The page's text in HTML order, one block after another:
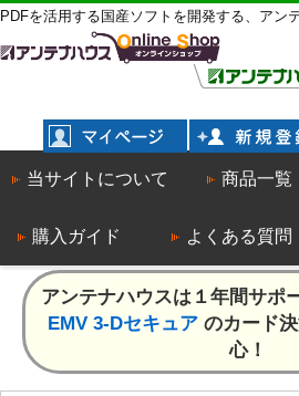
PDFを活用する国産ソフトを開発する、アン
当サイトについて 商品一覧
購入ガイド よくある質問
アンテナハウスは１年間サポ
EMV 3-Dセキュア のカード
心！